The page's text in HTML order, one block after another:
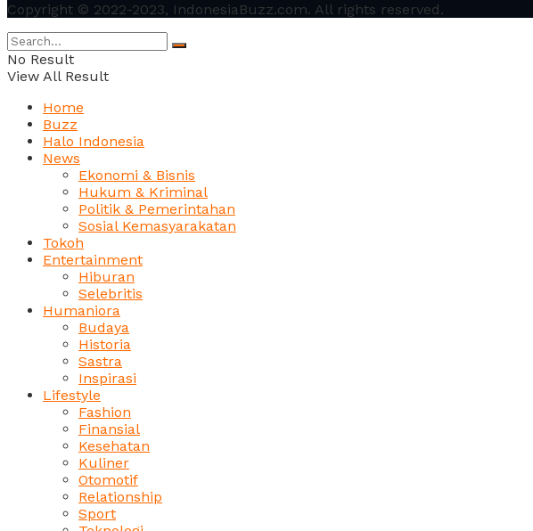
Copyright © 2022-2023, IndonesiaBuzz.com. All rights reserved.
No Result
View All Result
Home
Buzz
Halo Indonesia
News
Ekonomi & Bisnis
Hukum & Kriminal
Politik & Pemerintahan
Sosial Kemasyarakatan
Tokoh
Entertainment
Hiburan
Selebritis
Humaniora
Budaya
Historia
Sastra
Inspirasi
Lifestyle
Fashion
Finansial
Kesehatan
Kuliner
Otomotif
Relationship
Sport